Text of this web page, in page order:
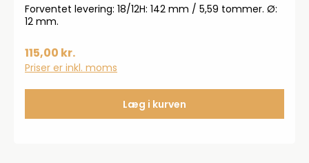
Forventet levering: 18/12H: 142 mm / 5,59 tommer. Ø:
12 mm.
115,00 kr.
Priser er inkl. moms
Læg i kurven